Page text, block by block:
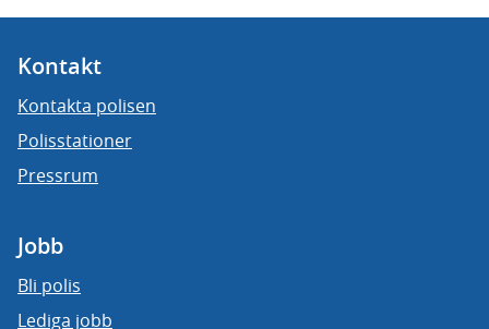
Kontakt
Kontakta polisen
Polisstationer
Pressrum
Jobb
Bli polis
Lediga jobb